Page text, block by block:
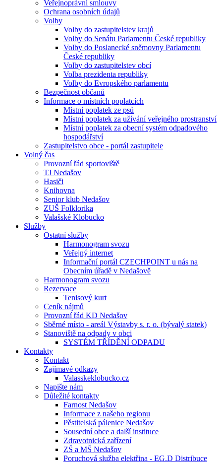
Veřejnoprávní smlouvy
Ochrana osobních údajů
Volby
Volby do zastupitelstev krajů
Volby do Senátu Parlamentu České republiky
Volby do Poslanecké sněmovny Parlamentu
České republiky
Volby do zastupitelstev obcí
Volba prezidenta republiky
Volby do Evropského parlamentu
Bezpečnost občanů
Informace o místních poplatcích
Místní poplatek ze psů
Místní poplatek za užívání veřejného prostranství
Místní poplatek za obecní systém odpadového
hospodářství
Zastupitelstvo obce - portál zastupitele
Volný čas
Provozní řád sportoviště
TJ Nedašov
Hasiči
Knihovna
Senior klub Nedašov
ZUŠ Folklorika
Valašské Klobucko
Služby
Ostatní služby
Harmonogram svozu
Veřejný internet
Informační portál CZECHPOINT u nás na
Obecním úřadě v Nedašově
Harmonogram svozu
Rezervace
Tenisový kurt
Ceník nájmů
Provozní řád KD Nedašov
Sběrné místo - areál Výstavby s. r. o. (bývalý statek)
Stanoviště na odpady v obci
SYSTÉM TŘÍDĚNÍ ODPADU
Kontakty
Kontakt
Zajímavé odkazy
Valasskeklobucko.cz
Napište nám
Důležité kontakty
Farnost Nedašov
Informace z našeho regionu
Pěstitelská pálenice Nedašov
Sousední obce a další instituce
Zdravotnická zařízení
ZŠ a MŠ Nedašov
Poruchová služba elektřina - EG.D Distribuce